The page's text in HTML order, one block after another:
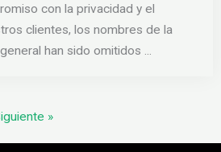
con la privacidad y el
clientes, los nombres de la
han sido omitidos ...
»